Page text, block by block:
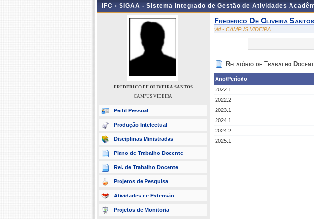
IFC › SIGAA - Sistema Integrado de Gestão de Atividades
FREDERICO DE OLIVEIRA SANTOS
CAMPUS VIDEIRA
Perfil Pessoal
Produção Intelectual
Disciplinas Ministradas
Plano de Trabalho Docente
Rel. de Trabalho Docente
Projetos de Pesquisa
Atividades de Extensão
Projetos de Monitoria
Frederico De Oliveira Santos
vid - CAMPUS VIDEIRA
Relatório de Trabalho
Ano/Período
2022.1
2022.2
2023.1
2024.1
2024.2
2025.1